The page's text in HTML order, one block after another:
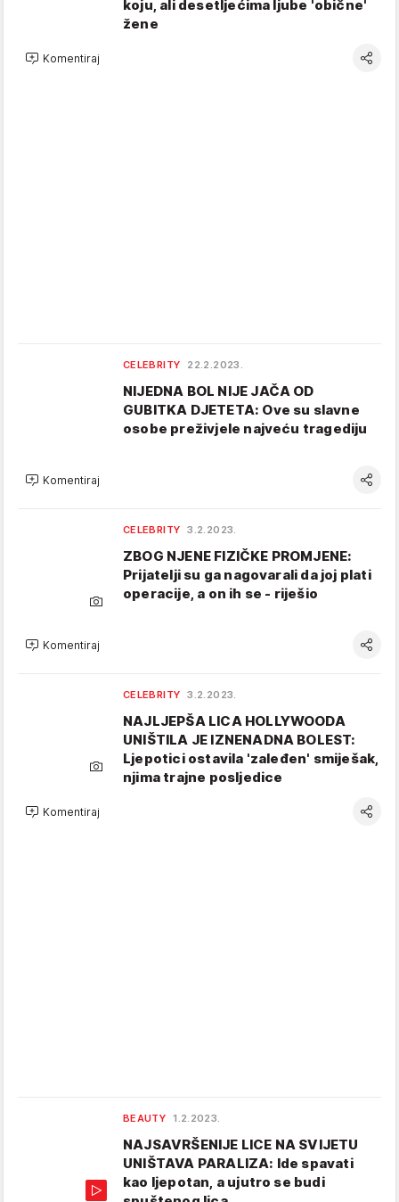
koju, ali desetljećima ljube 'obične'
žene
Komentiraj
CELEBRITY 22.2.2023.
NIJEDNA BOL NIJE JAČA OD
GUBITKA DJETETA: Ove su slavne
osobe preživjele najveću tragediju
Komentiraj
CELEBRITY 3.2.2023.
ZBOG NJENE FIZIČKE PROMJENE:
Prijatelji su ga nagovarali da joj plati
operacije, a on ih se - riješio
Komentiraj
CELEBRITY 3.2.2023.
NAJLJEPŠA LICA HOLLYWOODA
UNIŠTILA JE IZNENADNA BOLEST:
Ljepotici ostavila 'zaleđen' smiješak,
njima trajne posljedice
Komentiraj
BEAUTY 1.2.2023.
NAJSAVRŠENIJE LICE NA SVIJETU
UNIŠTAVA PARALIZA: Ide spavati
kao ljepotan, a ujutro se budi